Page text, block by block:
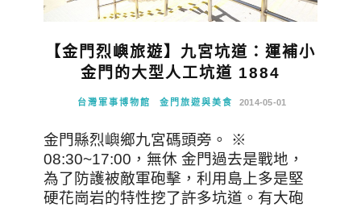
【金門烈嶼旅遊】九宮坑道：運補小
金門的大型人工坑道 1884
台灣軍事博物館 金門旅遊與美食 2014-05-01
金門縣烈嶼鄉九宮碼頭旁。 ※
08:30~17:00，無休 金門過去是戰地，
為了防護被敵軍砲擊，利用島上多是堅
硬花崗岩的特性挖了許多坑道。有大砲